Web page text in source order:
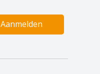
Aanmelden